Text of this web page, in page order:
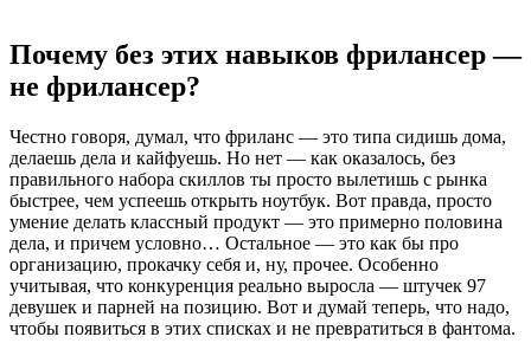
Почему без этих навыков фрилансер —
не фрилансер?
Честно говоря, думал, что фриланс — это типа сидишь дома,
делаешь дела и кайфуешь. Но нет — как оказалось, без
правильного набора скиллов ты просто вылетишь с рынка
быстрее, чем успеешь открыть ноутбук. Вот правда, просто
умение делать классный продукт — это примерно половина
дела, и причем условно… Остальное — это как бы про
организацию, прокачку себя и, ну, прочее. Особенно
учитывая, что конкуренция реально выросла — штучек 97
девушек и парней на позицию. Вот и думай теперь, что надо,
чтобы появиться в этих списках и не превратиться в фантома.